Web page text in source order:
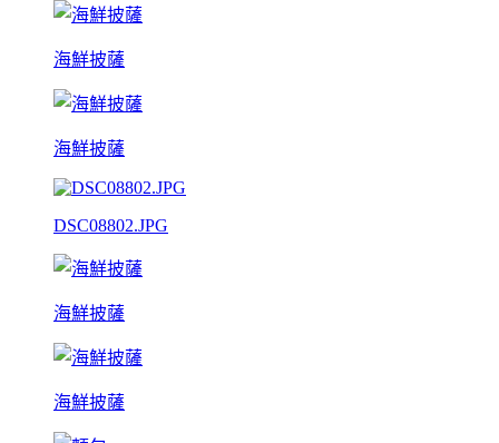
海鮮披薩
海鮮披薩
DSC08802.JPG
海鮮披薩
海鮮披薩